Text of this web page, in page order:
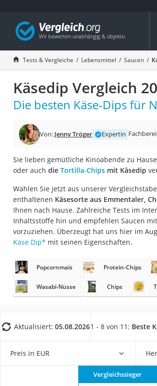
Tests & Vergleiche Lebensmittel Saucen
Käsedip Vergleich
Die besten Käse-Dips für
Von: Jenny Tröger Expertin
Sie lieben gemütliche Kinoabende zu
oder auch die Tortilla-Chipsmit Käsedip
Wählen Sie jetzt aus unserer
enthaltenen Käsesorte aus Emmentaler,
Ihnen nach Hause. Zahlreiche Tests im
Inhaltsstoffe hin und empfehlen Saucen
vorzuziehen. Überzeugt hat uns hier im
Käse Dip* mit seinen Eigenschaften.
Popcornmais Protein-Chips
Wasabi-Nüsse Chips
Aktualisiert: 05.08.20261 - 8 von 11: Beste
Preis in EUR
Vergleichssieger